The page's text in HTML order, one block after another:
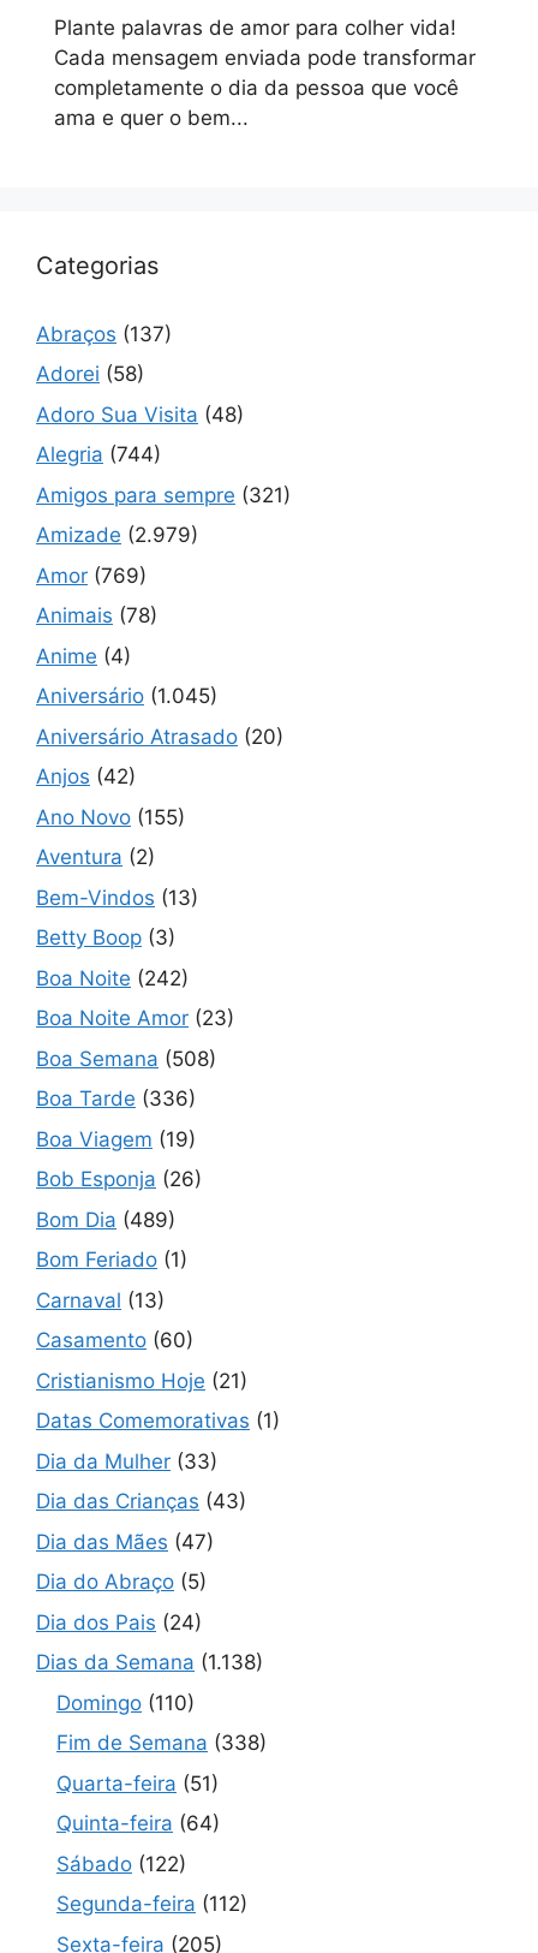
Plante palavras de amor para colher vida!
Cada mensagem enviada pode transformar
completamente o dia da pessoa que você
ama e quer o bem...
Categorias
Abraços (137)
Adorei (58)
Adoro Sua Visita (48)
Alegria (744)
Amigos para sempre (321)
Amizade (2.979)
Amor (769)
Animais (78)
Anime (4)
Aniversário (1.045)
Aniversário Atrasado (20)
Anjos (42)
Ano Novo (155)
Aventura (2)
Bem-Vindos (13)
Betty Boop (3)
Boa Noite (242)
Boa Noite Amor (23)
Boa Semana (508)
Boa Tarde (336)
Boa Viagem (19)
Bob Esponja (26)
Bom Dia (489)
Bom Feriado (1)
Carnaval (13)
Casamento (60)
Cristianismo Hoje (21)
Datas Comemorativas (1)
Dia da Mulher (33)
Dia das Crianças (43)
Dia das Mães (47)
Dia do Abraço (5)
Dia dos Pais (24)
Dias da Semana (1.138)
Domingo (110)
Fim de Semana (338)
Quarta-feira (51)
Quinta-feira (64)
Sábado (122)
Segunda-feira (112)
Sexta-feira (205)